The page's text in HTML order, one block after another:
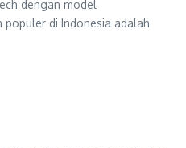
dengan model
di Indonesia adalah